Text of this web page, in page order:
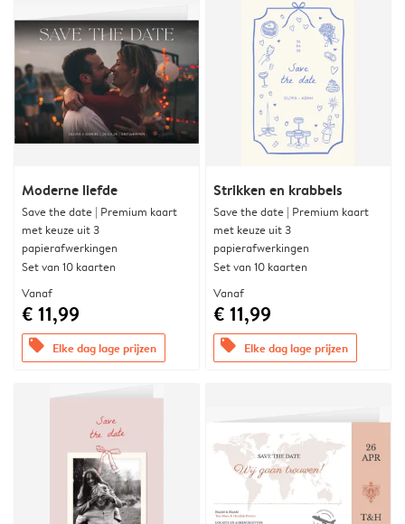
Moderne liefde
Save the date | Premium kaart
met keuze uit 3
papierafwerkingen
Set van 10 kaarten
Vanaf
€ 11,99
offers Elke dag lage prijzen
Strikken en krabbels
Save the date | Premium kaart
met keuze uit 3
papierafwerkingen
Set van 10 kaarten
Vanaf
€ 11,99
offers Elke dag lage prijzen